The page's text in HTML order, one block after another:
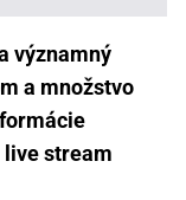
významný
a množstvo
live stream